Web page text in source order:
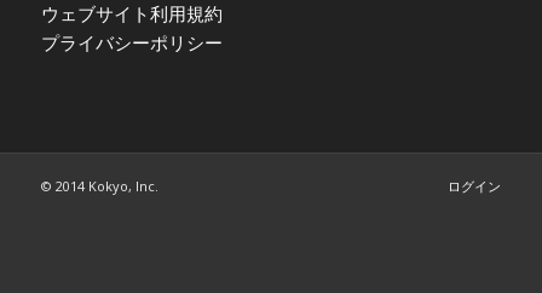
ウェブサイト利用規約
プライバシーポリシー
© 2014 Kokyo, Inc. ログイン